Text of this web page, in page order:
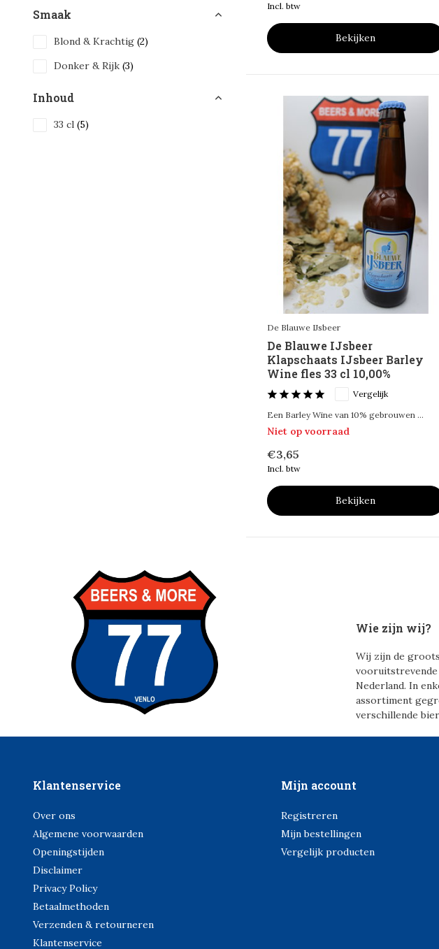
Smaak
Blond & Krachtig (2)
Donker & Rijk (3)
Inhoud
33 cl (5)
Incl. btw
Bekijken
De Blauwe IJsbeer
De Blauwe IJsbeer
Klapschaats IJsbeer Barley
Wine fles 33 cl 10,00%
Vergelijk
Een Barley Wine van 10% gebrouwen ...
Niet op voorraad
€3,65
Incl. btw
Bekijken
Wie zijn wij?
Wij zijn de
Nederland. In
assortiment
verschillende
Klantenservice
Over ons
Algemene voorwaarden
Openingstijden
Disclaimer
Privacy Policy
Betaalmethoden
Verzenden & retourneren
Klantenservice
Mijn account
Registreren
Mijn bestellingen
Vergelijk producten